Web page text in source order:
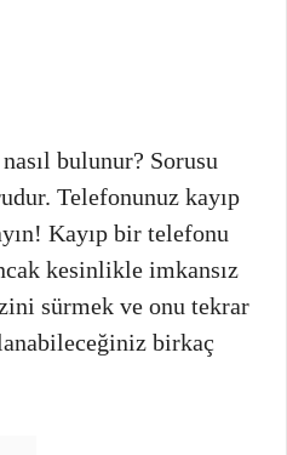
bulunur? Sorusu
Telefonunuz kayıp
Kayıp bir telefonu
kesinlikle imkansız
sürmek ve onu tekrar
birkaç